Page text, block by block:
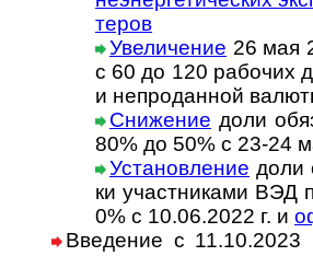
теров
Увеличение 26 мая
с 60 до 120 рабо­чих
и непро­дан­ной
Снижение доли
80% до 50% с 23-24
Установление доли
ки участ­ни­ка­ми ВЭД
0% с 10.06.2022 г. и
Введение с 11.10.2023